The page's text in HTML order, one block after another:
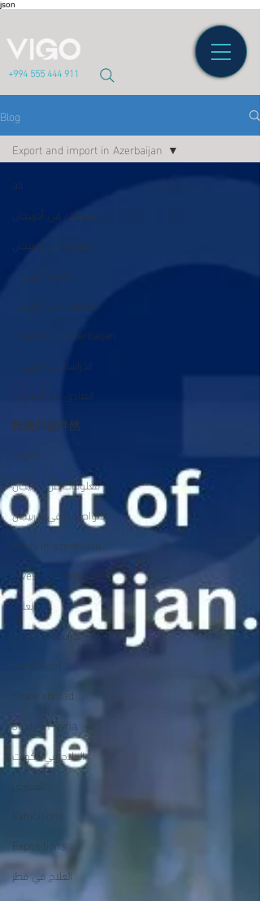
json
+994 555 444 911
Blog
all
الاستثمار في أذربيجان
السياحة في أذربيجان
تأشيرة أذربيجان
الجامعات في أذربيجان
Tourism in Azerbaijan
الدراسة في أذربيجان
الفنادق في أذربيجان
投資亞塞拜然
invest
معلومات عن أذربيجان
المواصلات في اذربيجان
study in azerbaijan
Invest in Azerbaijan
العلاج
الدراسة في الخارج
Treatment
Study abroad
study-in-syria
العلاج في الكويت
المعارض
Exhibitions
Expositions
العلاج في قطر
Export and import in Azerbaijan